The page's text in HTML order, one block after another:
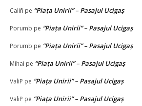
Caliñ pe “Piața Unirii” – Pasajul Ucigaș
Porumb pe “Piața Unirii” – Pasajul Ucigaș
Porumb pe “Piața Unirii” – Pasajul Ucigaș
Mihai pe “Piața Unirii” – Pasajul Ucigaș
ValiP pe “Piața Unirii” – Pasajul Ucigaș
ValiP pe “Piața Unirii” – Pasajul Ucigaș